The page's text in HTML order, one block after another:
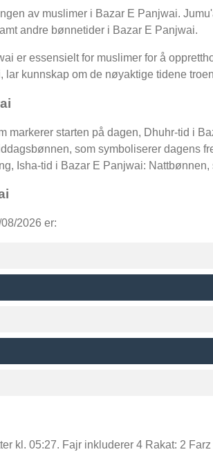
av muslimer i Bazar E Panjwai.
andre bønnetider i Bazar E Panjwai.
er essensielt for muslimer for å
kunnskap om de nøyaktige tidene
markerer starten på dagen, Dhuhr-tid i
som symboliserer dagens
Isha-tid i Bazar E Panjwai:
2026 er:
kl. 05:27. Fajr inkluderer 4 Rakat: 2